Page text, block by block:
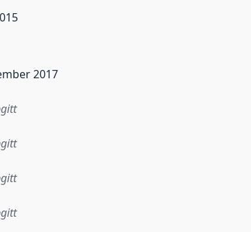
datasettet første gang ble utgitt. Det kan
2017